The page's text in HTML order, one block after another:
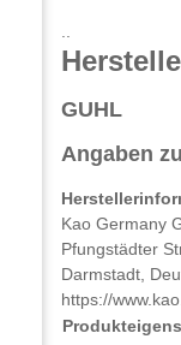
GUHL
Angaben
Kao Germany
Pfungstädter
Darmstadt,
https://